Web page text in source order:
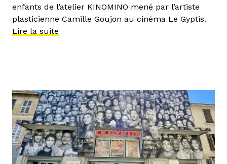
enfants de l’atelier KINOMINO mené par l’artiste
plasticienne Camille Goujon au cinéma Le Gyptis.
Lire la suite